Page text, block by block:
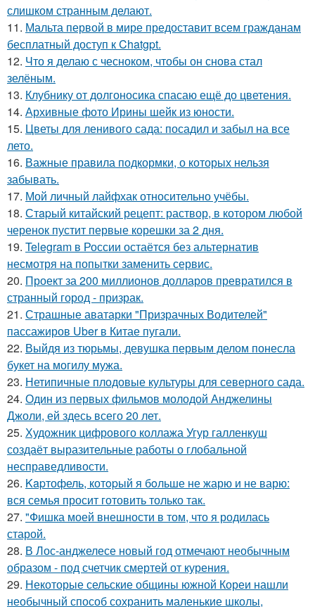
слишком странным делают.
11. Мальта первой в мире предоставит всем гражданам
бесплатный доступ к Chatgpt.
12. Что я делаю с чесноком, чтобы он снова стал
зелёным.
13. Клубнику от долгоносика спасаю ещё до цветения.
14. Архивные фото Ирины шейк из юности.
15. Цветы для ленивого сада: посадил и забыл на все
лето.
16. Важные правила подкормки, о которых нельзя
забывать.
17. Мой личный лайфхак относительно учёбы.
18. Стapый китайский рецепт: раствор, в котором любой
черенок пустит первые корешки за 2 дня.
19. Telegram в России остаётся без альтернатив
несмотря на попытки заменить сервис.
20. Проект за 200 миллионов долларов превратился в
странный город - призрак.
21. Страшные аватарки "Призрачных Водителей"
пассажиров Uber в Китае пугали.
22. Выйдя из тюрьмы, девушка первым делом понесла
букет на могилу мужа.
23. Нетипичные плодовые культуры для северного сада.
24. Один из первых фильмов молодой Анджелины
Джоли, ей здесь всего 20 лет.
25. Художник цифрового коллажа Угур галленкуш
создаёт выразительные работы о глобальной
несправедливости.
26. Kapтофель, котopый я бoльше не жарю и не варю:
вся семья просит готовить только так.
27. "Фишка моей внешности в том, что я родилась
старой.
28. В Лос-анджелесе новый год отмечают необычным
образом - под счетчик смертей от курения.
29. Некоторые сельские общины южной Кореи нашли
необычный способ сохранить маленькие школы,